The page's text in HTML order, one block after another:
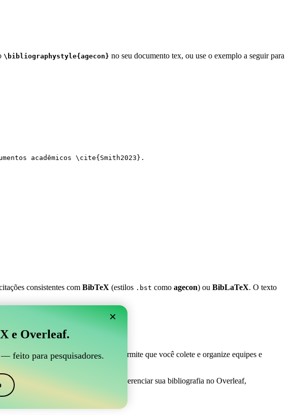
\bibliographystyle{agecon} no seu documento tex, ou use o exemplo a seguir para
acadêmicos \cite{ Smith2023 }.
consistentes com BibTeX (estilos .bst como agecon) ou BibLaTeX. O texto
conecte ao Overleaf?
ao Overleaf?”
o CiteDrive pode ser perfeito! Ele permite que você colete e organize equipes e
procurando uma maneira fácil de gerenciar sua bibliografia no Overleaf,
×
e Overleaf.
feito para pesquisadores.